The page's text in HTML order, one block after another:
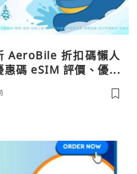
AeroBile 折扣碼懶人
惠碼 eSIM 評價、優缺
學完整整理